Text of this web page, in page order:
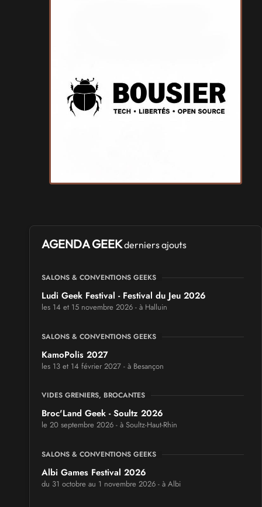
AGENDA GEEKderniers ajouts
SALONS & CONVENTIONS GEEKS
Ludi Geek Festival - Festival du Jeu 2026
les 14 et 15 novembre 2026 - à Halluin
SALONS & CONVENTIONS GEEKS
KamoPolis 2027
les 13 et 14 février 2027 - à Besançon
VIDES GRENIERS, BROCANTES
Broc'Land Geek - Soultz 2026
le 20 septembre 2026 - à Soultz-Haut-Rhin
SALONS & CONVENTIONS GEEKS
Albi Games Festival 2026
du 31 octobre au 1 novembre 2026 - à Albi